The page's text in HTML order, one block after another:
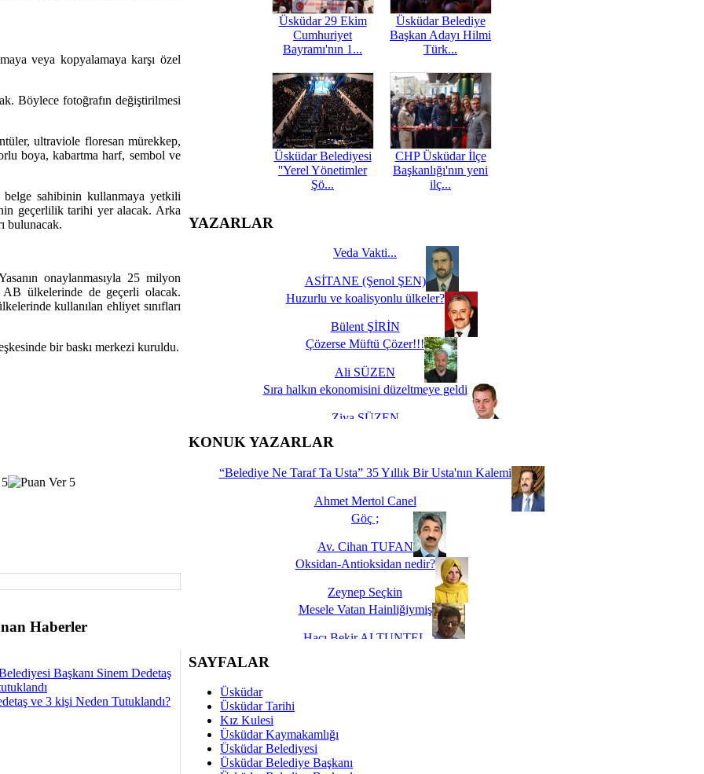
veya kopyalamaya karşı özel
Böylece fotoğrafın değiştirilmesi
ultraviole floresan mürekkep,
boya, kabartma harf, sembol ve
sahibinin kullanmaya yetkili
geçerlilik tarihi yer alacak. Arka
bulunacak.
onaylanmasıyla 25 milyon
AB ülkelerinde de geçerli olacak.
kullanılan ehliyet sınıfları
bir baskı merkezi kuruldu.
Haberler
Başkanı Sinem Dedetaş
ve 3 kişi Neden Tutuklandı?
Üsküdar 29 Ekim
Cumhuriyet
Bayramı'nın 1...
Üsküdar Belediye
Başkan Adayı Hilmi
Türk...
Üsküdar Belediyesi
''Yerel Yönetimler
Şö...
CHP Üsküdar İlçe
Başkanlığı'nın yeni
ilç...
YAZARLAR
Veda Vakti...
ASİTANE (Şenol ŞEN)
Huzurlu ve koalisyonlu ülkeler?
Bülent ŞİRİN
Çözerse Müftü Çözer!!!
Ali SÜZEN
Sıra halkın ekonomisini düzeltmeye geldi
Ziya SÜZEN
İşte Biz buyuz...
KONUK YAZARLAR
“Belediye Ne Taraf Ta Usta” 35 Yıllık Bir Usta'nın Kalemi
Ahmet Mertol Canel
Göç ;
Av. Cihan TUFAN
Oksidan-Antioksidan nedir?
Zeynep Seçkin
Mesele Vatan Hainliğiymiş
Hacı Bekir ALTUNTEL
Dünya Fani, Ama Kısa Bir Süre De Olsa Burdayız
Savaş ŞENEL
Hukukun Adaleti Kalmadı Üstadım!
SAYFALAR
Üsküdar
Üsküdar Tarihi
Kız Kulesi
Üsküdar Kaymakamlığı
Üsküdar Belediyesi
Üsküdar Belediye Başkanı